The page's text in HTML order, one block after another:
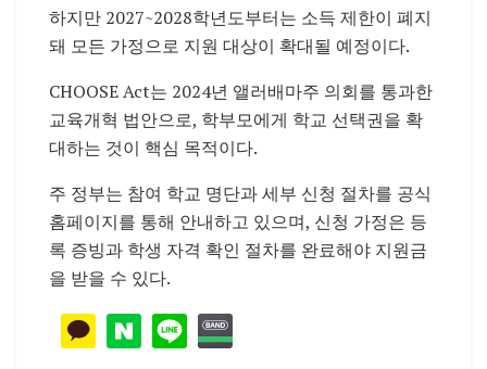
하지만 2027~2028학년도부터는 소득 제한이 폐지
돼 모든 가정으로 지원 대상이 확대될 예정이다.
CHOOSE Act는 2024년 앨러배마주 의회를 통과한
교육개혁 법안으로, 학부모에게 학교 선택권을 확
대하는 것이 핵심 목적이다.
주 정부는 참여 학교 명단과 세부 신청 절차를 공식
홈페이지를 통해 안내하고 있으며, 신청 가정은 등
록 증빙과 학생 자격 확인 절차를 완료해야 지원금
을 받을 수 있다.